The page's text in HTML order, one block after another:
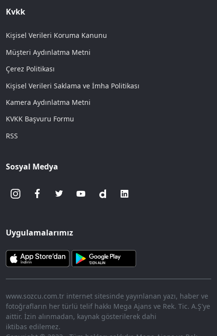
Kvkk
Kişisel Verileri Koruma Kanunu
Müşteri Aydınlatma Metni
Çerez Politikası
Kişisel Verileri Saklama ve İmha Politikası
Kamera Aydınlatma Metni
KVKK Başvuru Formu
RSS
Sosyal Medya
Uygulamalarımız
www.sozcu.com.tr internet sitesinde yayınlanan yazı, haber ve
fotoğrafların her türlü telif hakkı Mega Ajans ve Rek. Tic. A.Ş'ye
aittir. İzin alınmadan, kaynak gösterilerek dahi
iktibas edilemez.